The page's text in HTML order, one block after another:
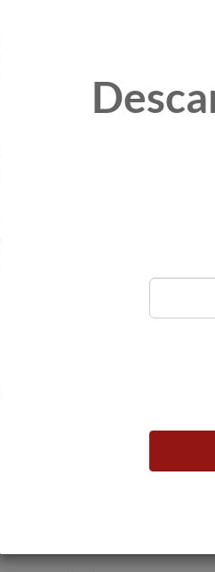
el Emperador de Rusia”.
el champagne Cristal de Louis
son excepcionales
y que
más de un siglo, convertida hoy
Brut 2009 es un champagne
tostadas y frutas cítricas
una explosión de fruta madura,
amargor que casi le da al
para Louis Roederer
como vieiras, langostas y
de pescado para potenciar su
artículos como este en tu